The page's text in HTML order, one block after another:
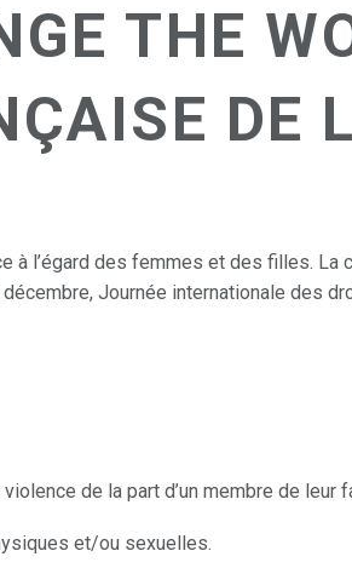
THE
DE
à l’égard des femmes et des filles. La
Journée internationale des
de la part d’un membre de leur
et/ou sexuelles.